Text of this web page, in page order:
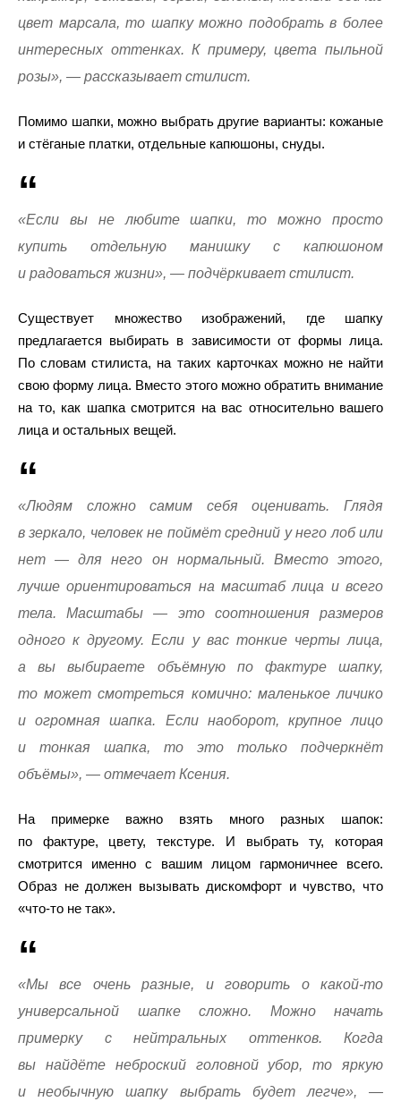
цвет марсала, то шапку можно подобрать в более
интересных оттенках. К примеру, цвета пыльной
розы», — рассказывает стилист.
Помимо шапки, можно выбрать другие варианты: кожаные
и стёганые платки, отдельные капюшоны, снуды.
«Если вы не любите шапки, то можно просто
купить отдельную манишку с капюшоном
и радоваться жизни», — подчёркивает стилист.
Существует множество изображений, где шапку
предлагается выбирать в зависимости от формы лица.
По словам стилиста, на таких карточках можно не найти
свою форму лица. Вместо этого можно обратить внимание
на то, как шапка смотрится на вас относительно вашего
лица и остальных вещей.
«Людям сложно самим себя оценивать. Глядя
в зеркало, человек не поймёт средний у него лоб или
нет — для него он нормальный. Вместо этого,
лучше ориентироваться на масштаб лица и всего
тела. Масштабы — это соотношения размеров
одного к другому. Если у вас тонкие черты лица,
а вы выбираете объёмную по фактуре шапку,
то может смотреться комично: маленькое личико
и огромная шапка. Если наоборот, крупное лицо
и тонкая шапка, то это только подчеркнёт
объёмы», — отмечает Ксения.
На примерке важно взять много разных шапок:
по фактуре, цвету, текстуре. И выбрать ту, которая
смотрится именно с вашим лицом гармоничнее всего.
Образ не должен вызывать дискомфорт и чувство, что
«что-то не так».
«Мы все очень разные, и говорить о какой-то
универсальной шапке сложно. Можно начать
примерку с нейтральных оттенков. Когда
вы найдёте неброский головной убор, то яркую
и необычную шапку выбрать будет легче», —